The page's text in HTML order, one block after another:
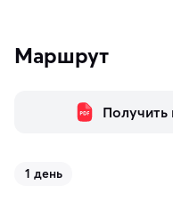
Маршрут
Получить
1 день